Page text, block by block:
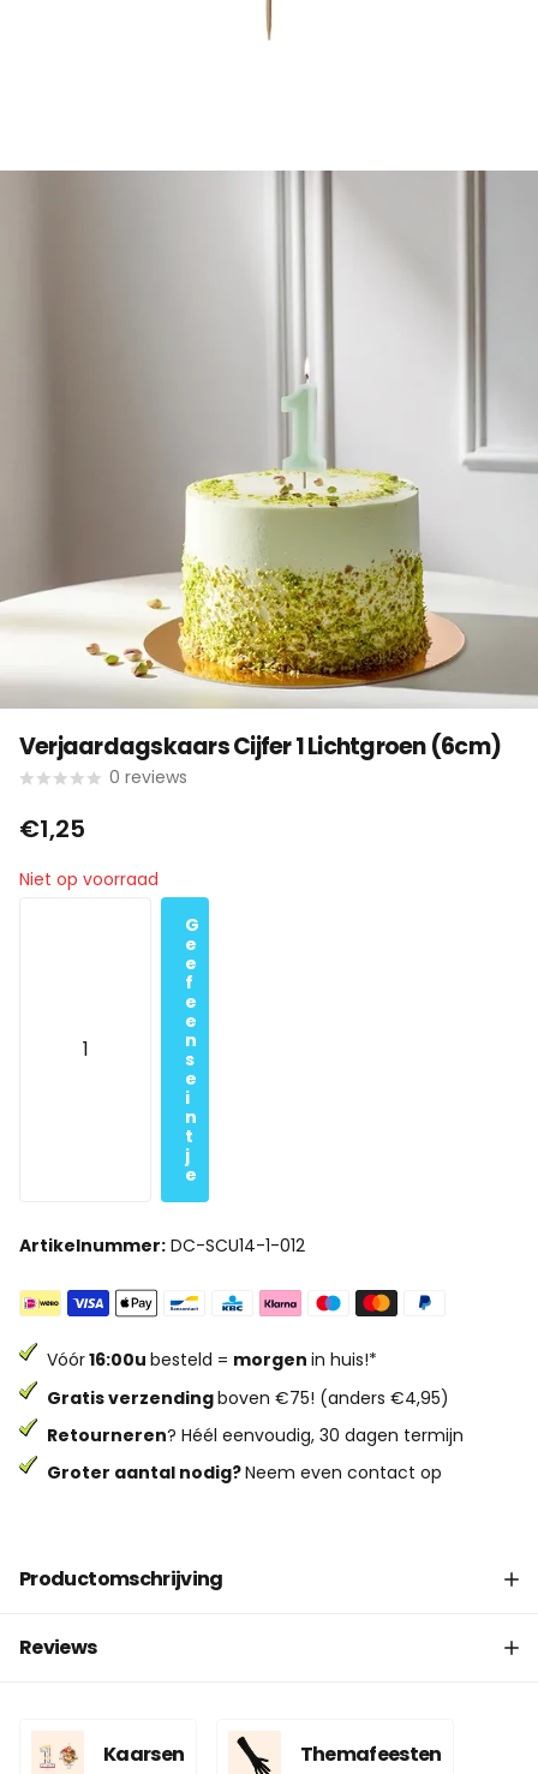
Verjaardagskaars Cijfer 1 Lichtgroen (6cm)
0 reviews
€1,25
Niet op voorraad
G
e
e
f
e
e
n
s
e
i
n
t
j
e
Artikelnummer: DC-SCU14-1-012
Vóór16:00u besteld = morgen in huis!*
Gratis verzendingboven €75! (anders €4,95)
Retourneren? Héél eenvoudig, 30 dagen termijn
Groter aantal nodig?Neem even contact op
Productomschrijving
Reviews
Kaarsen Themafeesten